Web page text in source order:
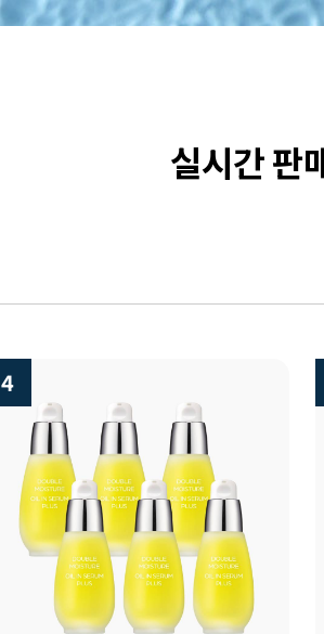
실시간 판
4